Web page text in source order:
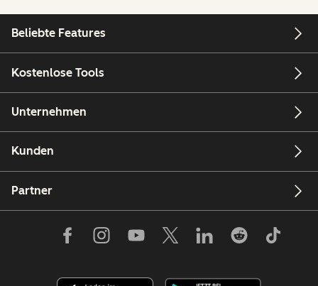
Beliebte Features
Kostenlose Tools
Unternehmen
Kunden
Partner